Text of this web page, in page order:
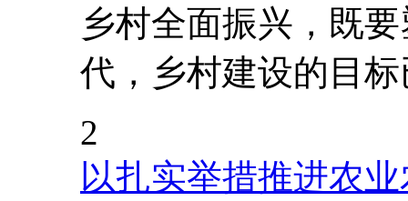
乡村全面振兴，既
代，乡村建设的目
2
以扎实举措推进农